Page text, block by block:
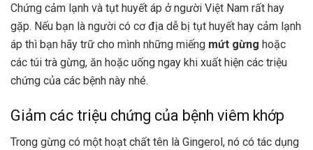
Chứng cảm lạnh và tụt huyết áp ở người Việt Nam rất hay
gặp. Nếu bạn là người có cơ địa dễ bị tụt huyết hay cảm lạnh
áp thì bạn hãy trữ cho mình những miếng mứt gừng hoặc
các túi trà gừng, ăn hoặc uống ngay khi xuất hiện các triệu
chứng của các bệnh này nhé.
Giảm các triệu chứng của bệnh viêm khớp
Trong gừng có một hoạt chất tên là Gingerol, nó có tác dụng